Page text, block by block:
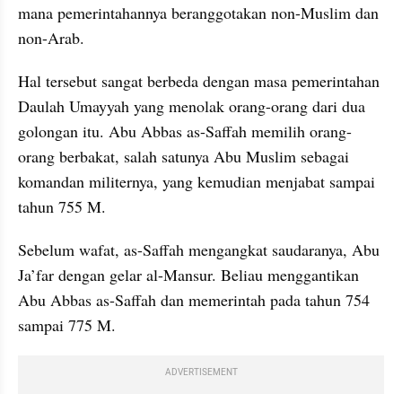
mana pemerintahannya beranggotakan non-Muslim dan
non-Arab.
Hal tersebut sangat berbeda dengan masa pemerintahan
Daulah Umayyah yang menolak orang-orang dari dua
golongan itu. Abu Abbas as-Saffah memilih orang-
orang berbakat, salah satunya Abu Muslim sebagai
komandan militernya, yang kemudian menjabat sampai
tahun 755 M.
Sebelum wafat, as-Saffah mengangkat saudaranya, Abu
Ja’far dengan gelar al-Mansur. Beliau menggantikan
Abu Abbas as-Saffah dan memerintah pada tahun 754
sampai 775 M.
ADVERTISEMENT